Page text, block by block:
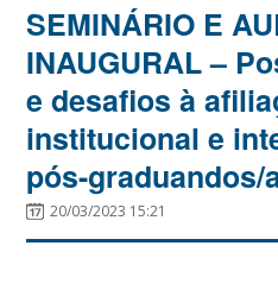
SEMINÁRIO E
INAUGURAL –
e desafios à
institucional e
pós-graduandos/
20/03/2023 15:21